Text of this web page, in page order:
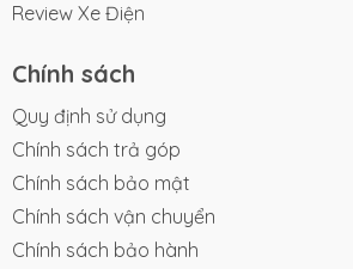
Review Xe Điện
Chính sách
Quy định sử dụng
Chính sách trả góp
Chính sách bảo mật
Chính sách vận chuyển
Chính sách bảo hành